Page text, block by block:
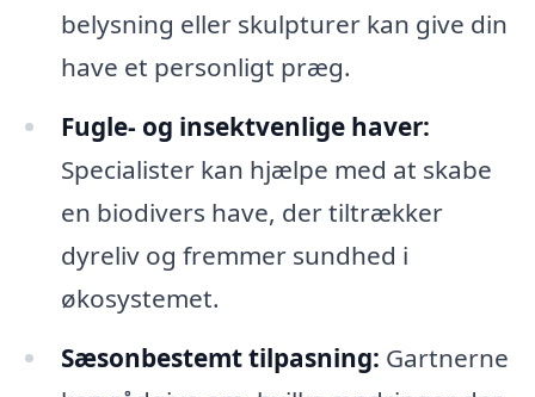
belysning eller skulpturer kan give din
have et personligt præg.
Fugle- og insektvenlige haver:
Specialister kan hjælpe med at skabe
en biodivers have, der tiltrækker
dyreliv og fremmer sundhed i
økosystemet.
Sæsonbestemt tilpasning: Gartnerne